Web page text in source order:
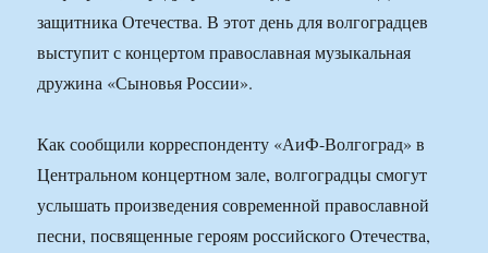
защитника Отечества. В этот день для волгоградцев
выступит с концертом православная музыкальная
дружина «Сыновья России».
Как сообщили корреспонденту «АиФ-Волгоград» в
Центральном концертном зале, волгоградцы смогут
услышать произведения современной православной
песни, посвященные героям российского Отечества,